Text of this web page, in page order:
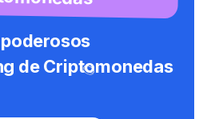
de Criptomonedas